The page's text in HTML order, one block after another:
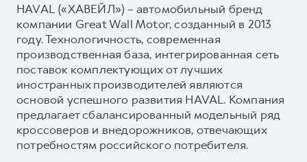
HAVAL («ХАВЕЙЛ») – автомобильный бренд
компании Great Wall Motor, созданный в 2013
году. Технологичность, современная
производственная база, интегрированная сеть
поставок комплектующих от лучших
иностранных производителей являются
основой успешного развития HAVAL. Компания
предлагает сбалансированный модельный ряд
кроссоверов и внедорожников, отвечающих
потребностям российского потребителя.